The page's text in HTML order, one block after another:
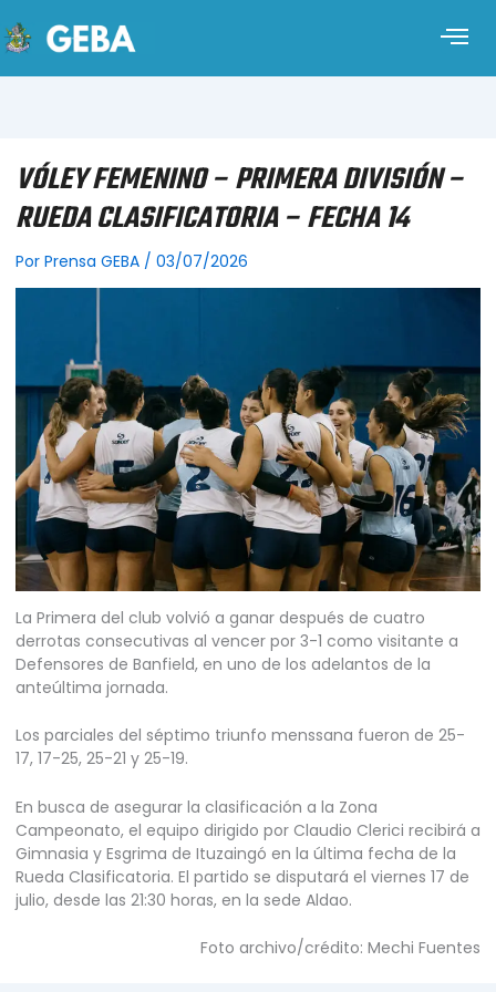
VÓLEY FEMENINO – PRIMERA DIVISIÓN –
RUEDA CLASIFICATORIA – FECHA 14
Por Prensa GEBA / 03/07/2026
La Primera del club volvió a ganar después de cuatro
derrotas consecutivas al vencer por 3-1 como visitante a
Defensores de Banfield, en uno de los adelantos de la
anteúltima jornada.
Los parciales del séptimo triunfo menssana fueron de 25-
17, 17-25, 25-21 y 25-19.
En busca de asegurar la clasificación a la Zona
Campeonato, el equipo dirigido por Claudio Clerici recibirá a
Gimnasia y Esgrima de Ituzaingó en la última fecha de la
Rueda Clasificatoria. El partido se disputará el viernes 17 de
julio, desde las 21:30 horas, en la sede Aldao.
Foto archivo/crédito: Mechi Fuentes